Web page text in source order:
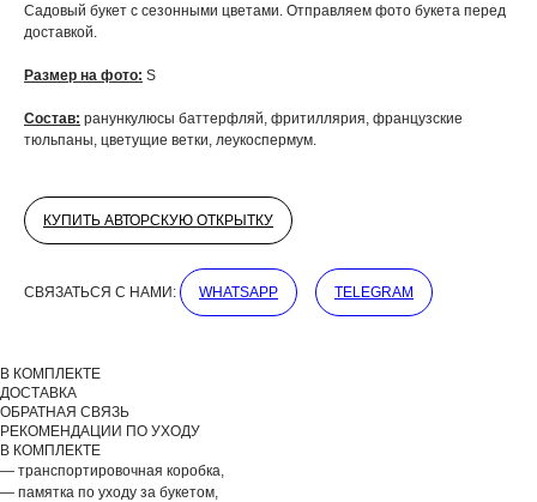
Садовый букет с сезонными цветами. Отправляем фото букета перед
доставкой.
Размер на фото: S
Состав: ранункулюсы баттерфляй, фритиллярия, французские
тюльпаны, цветущие ветки, леукоспермум.
КУПИТЬ АВТОРСКУЮ ОТКРЫТКУ
СВЯЗАТЬСЯ С НАМИ: WHATSAPP TELEGRAM
В КОМПЛЕКТЕ
ДОСТАВКА
ОБРАТНАЯ СВЯЗЬ
РЕКОМЕНДАЦИИ ПО УХОДУ
В КОМПЛЕКТЕ
— транспортировочная коробка,
— памятка по уходу за букетом,